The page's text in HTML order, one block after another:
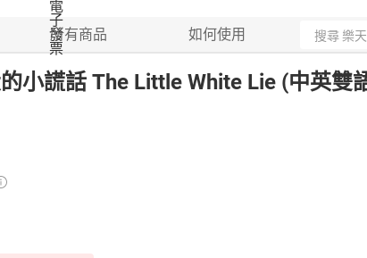
所有商品 如何使用
小謊話 The Little White Lie (中英雙